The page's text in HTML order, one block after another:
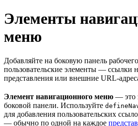
Элементы
меню
Добавляйте на боковую панель
пользовательские элементы — ссылки
представления или внешние URL-
Элемент навигационного меню — это
боковой панели. Используйте
для добавления пользовательских
— обычно по одной на каждое